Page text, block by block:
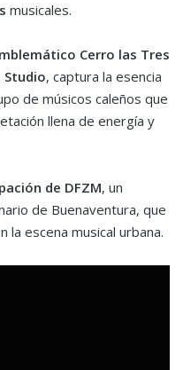
musicales.
Cerro las Tres
Studio, captura la esencia
de músicos caleños que
llena de energía y
de DFZM, un
de Buenaventura, que
la escena musical urbana.